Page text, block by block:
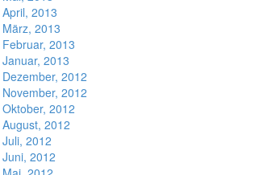
April, 2013
März, 2013
Februar, 2013
Januar, 2013
Dezember, 2012
November, 2012
Oktober, 2012
August, 2012
Juli, 2012
Juni, 2012